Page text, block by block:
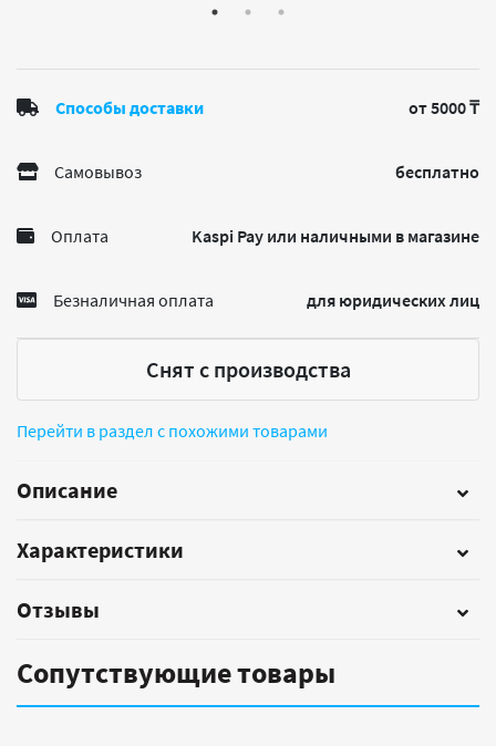
Способы доставки от 5000 ₸
Самовывоз бесплатно
Оплата Kaspi Pay или наличными в магазине
Безналичная оплата для юридических лиц
Снят с производства
Перейти в раздел с похожими товарами
Описание
Характеристики
Отзывы
Сопутствующие товары